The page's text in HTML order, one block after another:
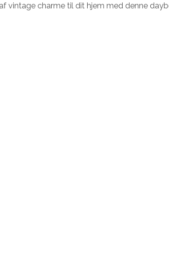
charme til dit hjem med denne